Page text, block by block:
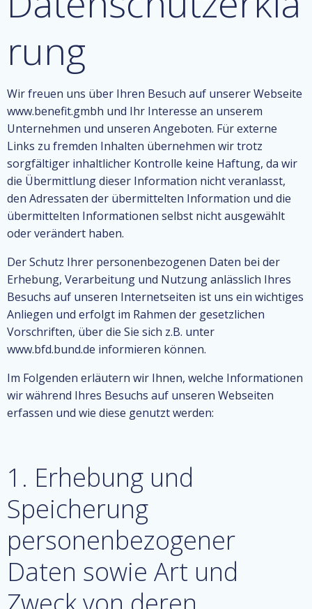
rung
Wir freuen uns über Ihren Besuch auf unserer Webseite
www.benefit.gmbh und Ihr Interesse an unserem
Unternehmen und unseren Angeboten. Für externe
Links zu fremden Inhalten übernehmen wir trotz
sorgfältiger inhaltlicher Kontrolle keine Haftung, da wir
die Übermittlung dieser Information nicht veranlasst,
den Adressaten der übermittelten Information und die
übermittelten Informationen selbst nicht ausgewählt
oder verändert haben.
Der Schutz Ihrer personenbezogenen Daten bei der
Erhebung, Verarbeitung und Nutzung anlässlich Ihres
Besuchs auf unseren Internetseiten ist uns ein wichtiges
Anliegen und erfolgt im Rahmen der gesetzlichen
Vorschriften, über die Sie sich z.B. unter
www.bfd.bund.de informieren können.
Im Folgenden erläutern wir Ihnen, welche Informationen
wir während Ihres Besuchs auf unseren Webseiten
erfassen und wie diese genutzt werden:
1. Erhebung und
Speicherung
personenbezogener
Daten sowie Art und